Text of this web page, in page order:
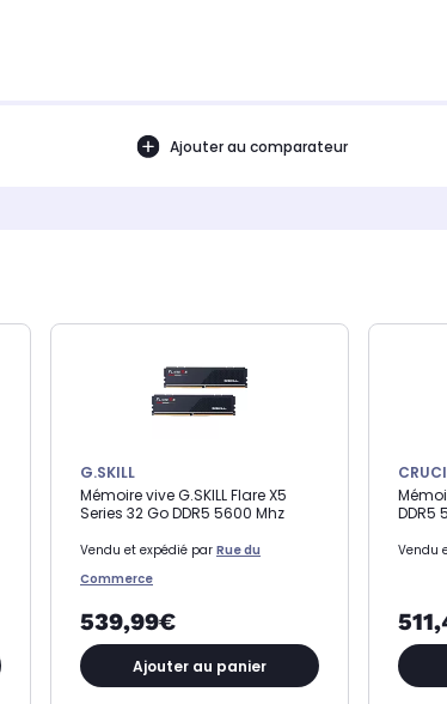
Ajouter au comparateur
G.SKILL
Mémoire vive G.SKILL Flare X5
Series 32 Go DDR5 5600 Mhz
Vendu et expédié par Rue du
Commerce
539,99€
Ajouter au panier
DDR5
Vendu